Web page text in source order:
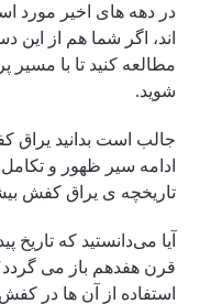
در دهه های اخیر مورد
اند، اگر شما هم از این
مطالعه کنید تا با
شوید.
جالب است بدانید یراق
ادامه سیر ظهور و تکامل
تاریخچه ی یراق کفش
آیا می‌دانستید که
قرن هفدهم باز می
استفاده از آن ها در